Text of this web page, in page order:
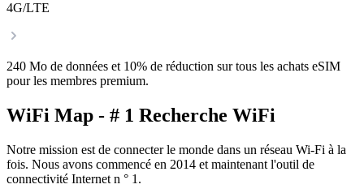
4G/LTE
240 Mo de données et 10% de réduction sur tous les achats eSIM
pour les membres premium.
WiFi Map - # 1 Recherche WiFi
Notre mission est de connecter le monde dans un réseau Wi-Fi à la
fois. Nous avons commencé en 2014 et maintenant l'outil de
connectivité Internet n ° 1.